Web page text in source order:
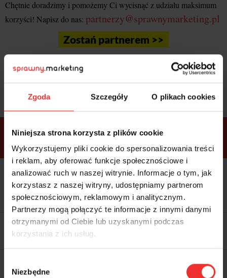
Zgoda Szczegóły O plikach cookies
Niniejsza strona korzysta z plików cookie
Wykorzystujemy pliki cookie do spersonalizowania treści
i reklam, aby oferować funkcje społecznościowe i
analizować ruch w naszej witrynie. Informacje o tym, jak
korzystasz z naszej witryny, udostępniamy partnerom
społecznościowym, reklamowym i analitycznym.
Partnerzy mogą połączyć te informacje z innymi danymi
otrzymanymi od Ciebie lub uzyskanymi podczas
korzystania z ich usług.
zgody
Niezbędne
Chętnie doradzimy i pomożemy Ci wycisnąć z udziału maksimum
korzyści! Napisz do nas: partnerzy@sprawnymarketing.pl
Zostań partnerem >>
Sprawdź bonusyi wybierz bilet
ramach
pakietów
VIP Premium
Kolacja z prelegentami i before
party (Hotel Sheraton, 27.10) tylko
wbilecie ALLPASS VIP
Dostępne
tylko w
bilecie
ALLPASS
VIP
Dedykowana strefa VIP z
możliwością networkingu z
prelegentami i wystawcami w
WARTOŚĆ: 1970 zł